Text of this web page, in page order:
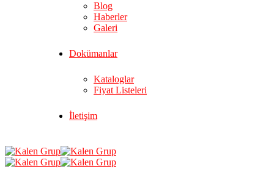
Blog
Haberler
Galeri
Dokümanlar
Kataloglar
Fiyat Listeleri
İletişim